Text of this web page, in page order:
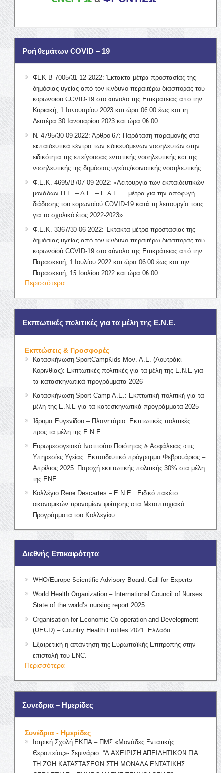
Ροή θεμάτων COVID – 19
ΦΕΚ Β 7005/31-12-2022: Έκτακτα μέτρα προστασίας της
δημόσιας υγείας από τον κίνδυνο περαιτέρω διασποράς του
κορωνοϊού COVID-19 στο σύνολο της Επικράτειας από την
Κυριακή, 1 Ιανουαρίου 2023 και ώρα 06:00 έως και τη
Δευτέρα 30 Ιανουαρίου 2023 και ώρα 06:00
Ν. 4795/30-09-2022: Άρθρο 67: Παράταση παραμονής στα
εκπαιδευτικά κέντρα των ειδικευόμενων νοσηλευτών στην
ειδικότητα της επείγουσας εντατικής νοσηλευτικής και της
νοσηλευτικής της δημόσιας υγείας/κοινοτικής νοσηλευτικής
Φ.Ε.Κ. 4695/Β’/07-09-2022: «Λειτουργία των εκπαιδευτικών
μονάδων Π.Ε. – Δ.Ε. – Ε.Α.Ε. …μέτρα για την αποφυγή
διάδοσης του κορωνοϊού COVID-19 κατά τη λειτουργία τους
για το σχολικό έτος 2022-2023»
Φ.Ε.Κ. 3367/30-06-2022: Έκτακτα μέτρα προστασίας της
δημόσιας υγείας από τον κίνδυνο περαιτέρω διασποράς του
κορωνοϊού COVID-19 στο σύνολο της Επικράτειας από την
Παρασκευή, 1 Ιουλίου 2022 και ώρα 06:00 έως και την
Παρασκευή, 15 Ιουλίου 2022 και ώρα 06:00.
Περισσότερα
Εκπτωτικές πολιτικές για τα μέλη της Ε.Ν.Ε.
Εκπτώσεις & Προσφορές
Κατασκήνωση SportCampKids Μον. Α.Ε. (Λουτράκι
Κορινθίας): Εκπτωτικές πολιτικές για τα μέλη της Ε.Ν.Ε για
τα κατασκηνωτικά προγράμματα 2026
Κατασκήνωση Sport Camp Α.Ε.: Εκπτωτική πολιτική για τα
μέλη της Ε.Ν.Ε για τα κατασκηνωτικά προγράμματα 2025
Ίδρυμα Ευγενίδου – Πλανητάριο: Εκπτωτικές πολιτικές
προς τα μέλη της Ε.Ν.Ε.
Ευρωμεσογειακό Ινστιτούτο Ποιότητας & Ασφάλειας στις
Υπηρεσίες Υγείας: Εκπαιδευτικό πρόγραμμα Φεβρουάριος –
Απρίλιος 2025: Παροχή εκπτωτικής πολιτικής 30% στα μέλη
της ΕΝΕ
Κολλέγιο Rene Descartes – Ε.Ν.Ε.: Ειδικό πακέτο
οικονομικών προνομίων φοίτησης στα Μεταπτυχιακά
Προγράμματα του Κολλεγίου.
Διεθνής Επικαιρότητα
WHO/Europe Scientific Advisory Board: Call for Experts
World Health Organization – International Council of Nurses:
State of the world’s nursing report 2025
Organisation for Economic Co-operation and Development
(OECD) – Country Health Profiles 2021: Ελλάδα
Εξαιρετική η απάντηση της Ευρωπαϊκής Επιτροπής στην
επιστολή του ENC.
Περισσότερα
Συνέδρια – Ημερίδες
Συνέδρια - Ημερίδες
Ιατρική Σχολή ΕΚΠΑ – ΠΜΣ «Μονάδες Εντατικής
Θεραπείας»- Σεμινάριο: “ΔΙΑΧΕΙΡΙΣΗ ΑΠΕΙΛΗΤΙΚΩΝ ΓΙΑ
ΤΗ ΖΩΗ ΚΑΤΑΣΤΑΣΕΩΝ ΣΤΗ ΜΟΝΑΔΑ ΕΝΤΑΤΙΚΗΣ